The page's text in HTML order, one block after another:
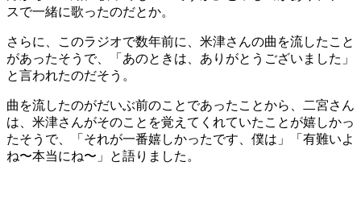
スで一緒に歌ったのだとか。
さらに、このラジオで数年前に、米津さんの曲を流したこと
があったそうで、「あのときは、ありがとうございました」
と言われたのだそう。
曲を流したのがだいぶ前のことであったことから、二宮さん
は、米津さんがそのことを覚えてくれていたことが嬉しかっ
たそうで、「それが一番嬉しかったです、僕は」「有難いよ
ね〜本当にね〜」と語りました。